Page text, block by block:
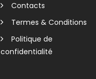
Contacts
Termes & Conditions
Politique de
confidentialité